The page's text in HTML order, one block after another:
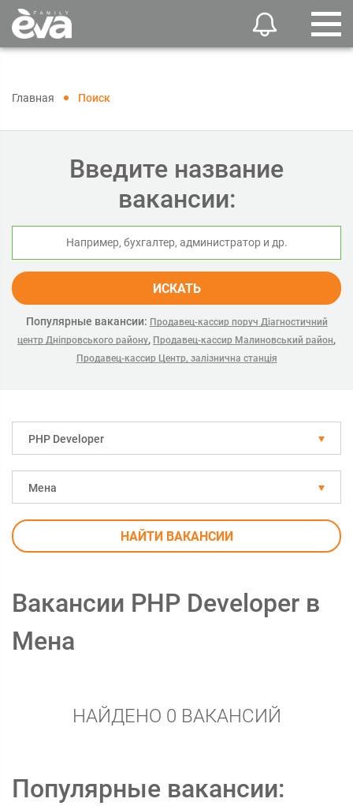
Главная Поиск
Введите название
вакансии:
ИСКАТЬ
Популярные вакансии: Продавец-кассир поруч Діагностичний
центр Дніпровського району, Продавец-кассир Малиновський район,
Продавец-кассир Центр, залізнична станція
PHP Developer
Мена
НАЙТИ ВАКАНСИИ
Вакансии PHP Developer в
Мена
НАЙДЕНО 0 ВАКАНСИЙ
Популярные вакансии: